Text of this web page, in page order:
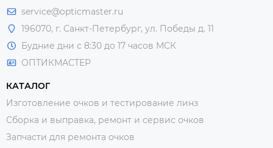
service@opticmaster.ru
196070, г. Санкт-Петербург, ул. Победы д. 11
Будние дни с 8:30 до 17 часов МСК
ОПТИКМАСТЕР
КАТАЛОГ
Изготовление очков и тестирование линз
Сборка и выправка, ремонт и сервис очков
Запчасти для ремонта очков